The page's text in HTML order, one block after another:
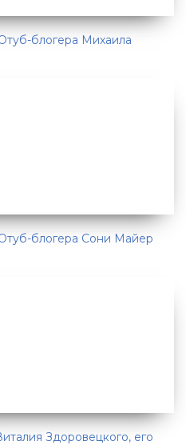
блогера Михаила
блогера Сони Майер
Здоровецкого, его